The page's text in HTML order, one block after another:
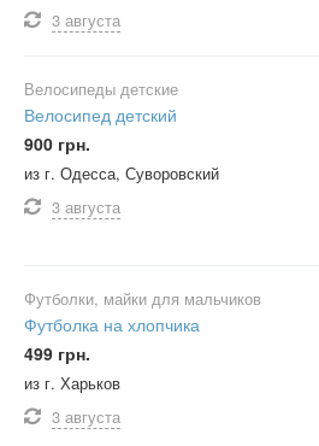
3 августа
Велосипеды детские
Велосипед детский
900 грн.
из г. Одесса, Суворовский
3 августа
Футболки, майки для мальчиков
Футболка на хлопчика
499 грн.
из г. Харьков
3 августа